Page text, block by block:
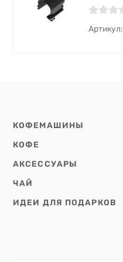
Артикул:
КОФЕМАШИНЫ
КОФЕ
АКСЕССУАРЫ
ЧАЙ
ИДЕИ ДЛЯ ПОДАРКОВ